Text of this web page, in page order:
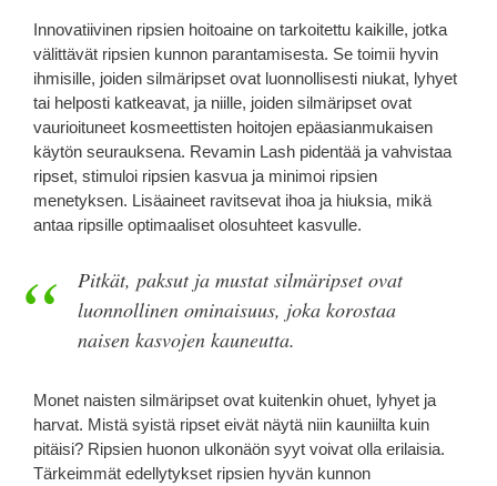
Innovatiivinen ripsien hoitoaine on tarkoitettu kaikille, jotka
välittävät ripsien kunnon parantamisesta. Se toimii hyvin
ihmisille, joiden silmäripset ovat luonnollisesti niukat, lyhyet
tai helposti katkeavat, ja niille, joiden silmäripset ovat
vaurioituneet kosmeettisten hoitojen epäasianmukaisen
käytön seurauksena. Revamin Lash pidentää ja vahvistaa
ripset, stimuloi ripsien kasvua ja minimoi ripsien
menetyksen. Lisäaineet ravitsevat ihoa ja hiuksia, mikä
antaa ripsille optimaaliset olosuhteet kasvulle.
Pitkät, paksut ja mustat silmäripset ovat
luonnollinen ominaisuus, joka korostaa
naisen kasvojen kauneutta.
Monet naisten silmäripset ovat kuitenkin ohuet, lyhyet ja
harvat. Mistä syistä ripset eivät näytä niin kauniilta kuin
pitäisi? Ripsien huonon ulkonäön syyt voivat olla erilaisia.
Tärkeimmät edellytykset ripsien hyvän kunnon